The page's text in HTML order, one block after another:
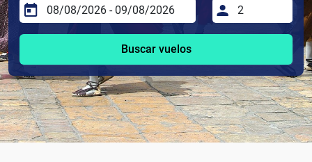
Buscar vuelos